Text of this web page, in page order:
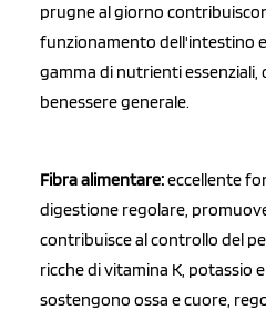
prugne al giorno
funzionamento dell'intestino
gamma di nutrienti
benessere generale.
Fibra alimentare:eccellente
digestione regolare,
contribuisce al controllo del
ricche di vitamina K, potassio
sostengono ossa e cuore,